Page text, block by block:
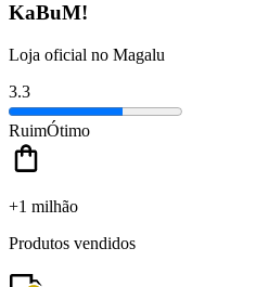
KaBuM!
Loja oficial no Magalu
3.3
RuimÓtimo
+1 milhão
Produtos vendidos